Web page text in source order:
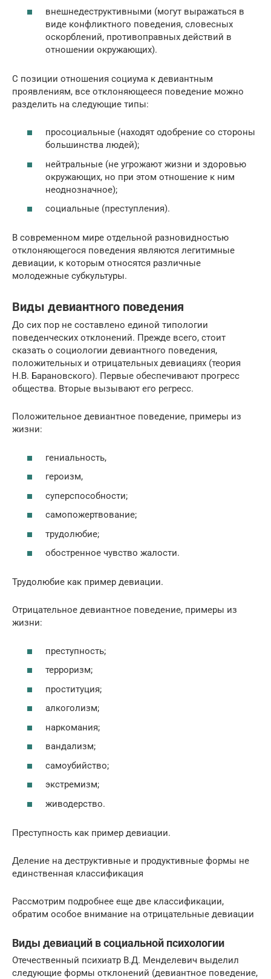
внешнедеструктивными (могут выражаться в
виде конфликтного поведения, словесных
оскорблений, противоправных действий в
отношении окружающих).
С позиции отношения социума к девиантным
проявлениям, все отклоняющееся поведение можно
разделить на следующие типы:
просоциальные (находят одобрение со стороны
большинства людей);
нейтральные (не угрожают жизни и здоровью
окружающих, но при этом отношение к ним
неоднозначное);
социальные (преступления).
В современном мире отдельной разновидностью
отклоняющегося поведения являются легитимные
девиации, к которым относятся различные
молодежные субкультуры.
Виды девиантного поведения
До сих пор не составлено единой типологии
поведенческих отклонений. Прежде всего, стоит
сказать о социологии девиантного поведения,
положительных и отрицательных девиациях (теория
Н.В. Барановского). Первые обеспечивают прогресс
общества. Вторые вызывают его регресс.
Положительное девиантное поведение, примеры из
жизни:
гениальность,
героизм,
суперспособности;
самопожертвование;
трудолюбие;
обостренное чувство жалости.
Трудолюбие как пример девиации.
Отрицательное девиантное поведение, примеры из
жизни:
преступность;
терроризм;
проституция;
алкоголизм;
наркомания;
вандализм;
самоубийство;
экстремизм;
живодерство.
Преступность как пример девиации.
Деление на деструктивные и продуктивные формы не
единственная классификация
Рассмотрим подробнее еще две классификации,
обратим особое внимание на отрицательные девиации
Виды девиаций в социальной психологии
Отечественный психиатр В.Д. Менделевич выделил
следующие формы отклонений (девиантное поведение,